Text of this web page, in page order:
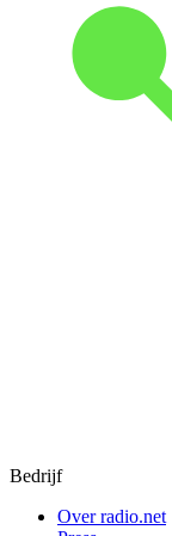
Bedrijf
Over radio.net